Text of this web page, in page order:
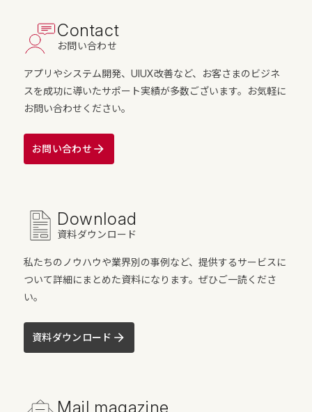
Contact
お問い合わせ
アプリやシステム開発、UIUX改善など、お客さまのビジネ
スを成功に導いたサポート実績が多数ございます。お気軽に
お問い合わせください。
お問い合わせ
Download
資料ダウンロード
私たちのノウハウや業界別の事例など、提供するサービスに
ついて詳細にまとめた資料になります。ぜひご一読くださ
い。
資料ダウンロード
Mail magazine